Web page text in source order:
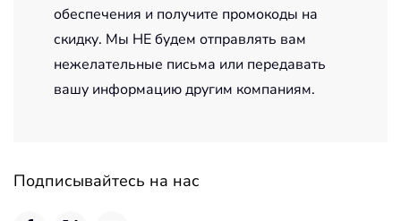
обеспечения и получите промокоды на
скидку. Мы НЕ будем отправлять вам
нежелательные письма или передавать
вашу информацию другим компаниям.
Подписывайтесь на нас